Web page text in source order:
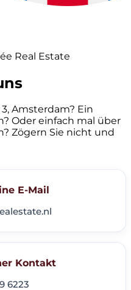
Real Estate
Amsterdam? Ein
Oder einfach mal über
Zögern Sie nicht und
E-Mail
Kontakt
6223